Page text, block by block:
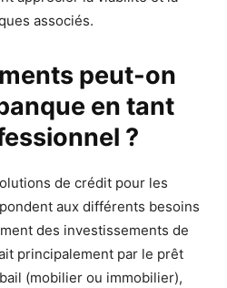
associés.
peut-on
en tant
?
de crédit pour les
aux différents besoins
des investissements de
principalement par le prêt
(mobilier ou immobilier),